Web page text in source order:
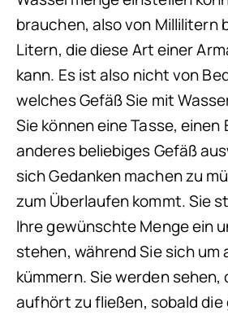
brauchen, also von Millilitern
Litern, die diese Art einer
kann. Es ist also nicht von
welches Gefäß Sie mit
Sie können eine Tasse, einen
anderes beliebiges Gefäß
sich Gedanken machen zu
zum Überlaufen kommt. Sie
Ihre gewünschte Menge ein
stehen, während Sie sich um
kümmern. Sie werden sehen,
aufhört zu fließen, sobald